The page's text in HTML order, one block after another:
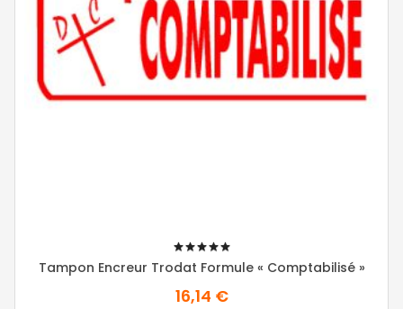
100%
Tampon Encreur Trodat Formule « Comptabilisé »
16,14 €